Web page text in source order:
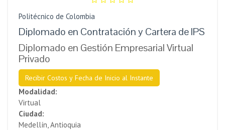
Politécnico de Colombia
Diplomado en Contratación y Cartera de IPS
Diplomado en Gestión Empresarial Virtual
Privado
Recibir Costos y Fecha de Inicio al Instante
Modalidad:
Virtual
Ciudad:
Medellín, Antioquia